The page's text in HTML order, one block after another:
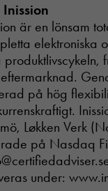
Inission
är en lönsam
elektroniska
produktlivscykeln,
på hög
Løkken Verk
på Nasdaq
under: